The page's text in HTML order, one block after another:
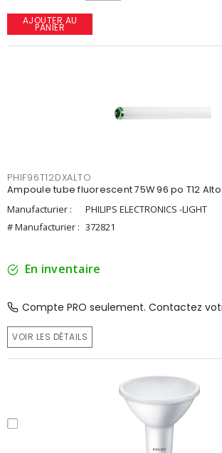
AJOUTER AU
PANIER
PHIF96T12DXALTO
Ampoule tube fluorescent 75W 96 po T12
Manufacturier :
PHILIPS ELECTRONICS -LIGHT
# Manufacturier : 372821
En inventaire
Compte PRO seulement. Contactez
VOIR LES DÉTAILS